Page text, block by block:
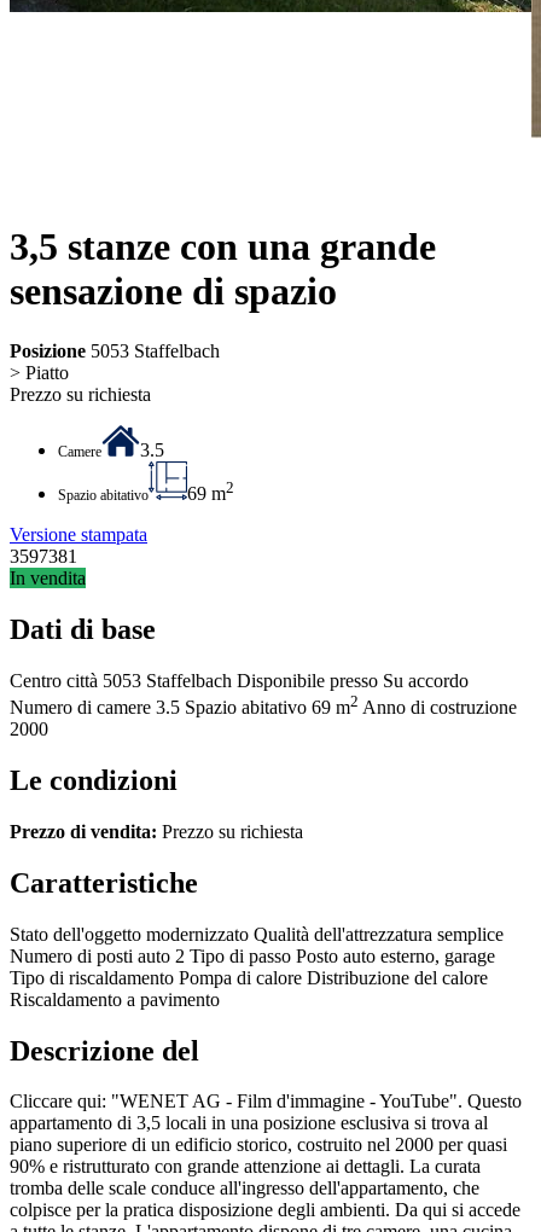
3,5 stanze con una grande
sensazione di spazio
Posizione 5053 Staffelbach
> Piatto
Prezzo su richiesta
Camere 3.5
Spazio abitativo 69 m2
Versione stampata
3597381
In vendita
Dati di base
Centro città 5053 Staffelbach Disponibile presso Su accordo
Numero di camere 3.5 Spazio abitativo 69 m2 Anno di costruzione
2000
Le condizioni
Prezzo di vendita: Prezzo su richiesta
Caratteristiche
Stato dell'oggetto modernizzato Qualità dell'attrezzatura semplice
Numero di posti auto 2 Tipo di passo Posto auto esterno, garage
Tipo di riscaldamento Pompa di calore Distribuzione del calore
Riscaldamento a pavimento
Descrizione del
Cliccare qui: "WENET AG - Film d'immagine - YouTube". Questo
appartamento di 3,5 locali in una posizione esclusiva si trova al
piano superiore di un edificio storico, costruito nel 2000 per quasi
90% e ristrutturato con grande attenzione ai dettagli. La curata
tromba delle scale conduce all'ingresso dell'appartamento, che
colpisce per la pratica disposizione degli ambienti. Da qui si accede